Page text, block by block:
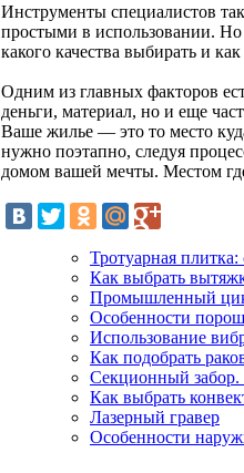
Инструменты специалистов
простыми в использовании. Но
какого качества выбирать и
Одним из главных факторов
деньги, материал, но и еще
Ваше жилье — это то место
нужно поэтапно, следуя
домом вашей мечты. Местом
Тротуарная
Как выбрать
Промышленный
Особенности
Использование
Как подобрать
Секционный
Как выбрать
Лазерный гравер
Особенности